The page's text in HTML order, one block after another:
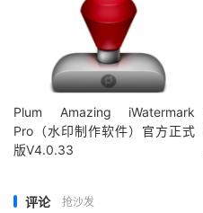
Plum Amazing iWatermark
Pro（水印制作软件）官方正式
版V4.0.33
评论 抢沙发